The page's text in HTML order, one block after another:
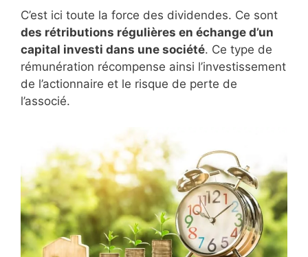
C’est ici toute la force des dividendes. Ce sont
des rétributions régulières en échange d’un
capital investi dans une société. Ce type de
rémunération récompense ainsi l’investissement
de l’actionnaire et le risque de perte de
l’associé.